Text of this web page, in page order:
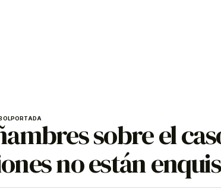
PORTADA sobre el
no están